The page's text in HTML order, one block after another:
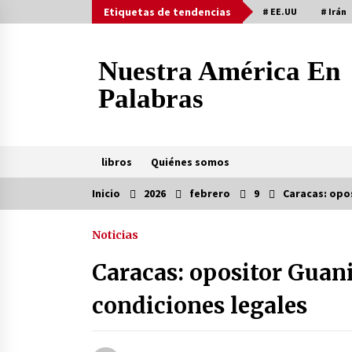
al
Etiquetas de tendencias # EE.UU # Irán
Nuestra América En
Palabras
libros Quiénes somos
tendencia
minimizar bajas por represalias de
Irán
2 días atrás
Inicio 2026 febrero 9 Caracas:
Noticias
Caracas: opositor
condiciones legales